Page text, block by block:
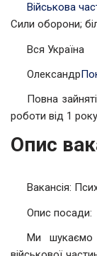
Військова
Сили оборони;
Вся Україна
Олександр
Повна
роботи від 1
Опис
Вакансія:
Опис посади:
Ми шукаємо